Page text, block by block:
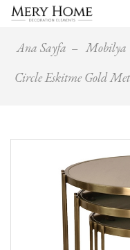
Ana Sayfa
Mobilya
Circle Eskitme Gold